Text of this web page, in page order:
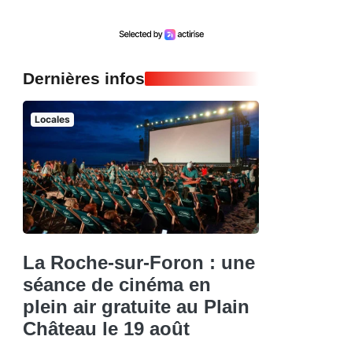
Dernières infos
Locales
La Roche-sur-Foron : une
séance de cinéma en
plein air gratuite au Plain
Château le 19 août